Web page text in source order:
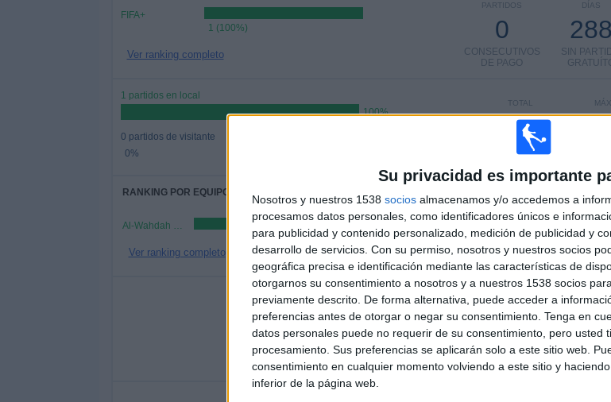
Su privacidad es importante
Nosotros y nuestros 1538 socios almacenamos y/o accedemos a
procesamos datos personales, como identificadores únicos e
para publicidad y contenido personalizado, medición de publicidad y
desarrollo de servicios. Con su permiso, nosotros y nuestros socios
geográfica precisa e identificación mediante las características de
otorgarnos su consentimiento a nosotros y a nuestros 1538 socios
previamente descrito. De forma alternativa, puede acceder a
preferencias antes de otorgar o negar su consentimiento. Tenga en
datos personales puede no requerir de su consentimiento, pero usted
procesamiento. Sus preferencias se aplicarán solo a este sitio web.
consentimiento en cualquier momento volviendo a este sitio y
inferior de la página web.
FIFA+
1 (100%)
Ver ranking completo
DÍAS
288
SIN
PARTIDOS
0
CONSECUTIVOS
DE PAGO
1 partidos en local
100%
0 partidos de visitante
0%
TOTAL
1
COMPETICIONES
RANKING POR EQUIPOS
Al-Wahdah SC Oman
Ver ranking completo Ver ranking completo
Nº DE PARTIDOS POR DÍA DE LA SEMANA
LUNES MARTES
-
- %
MIÉRCOLES
-
- %
JUEVES
-
- %
VIERNES
1
100%
SÁBADO
-
- %
DOMINGO
-
- %